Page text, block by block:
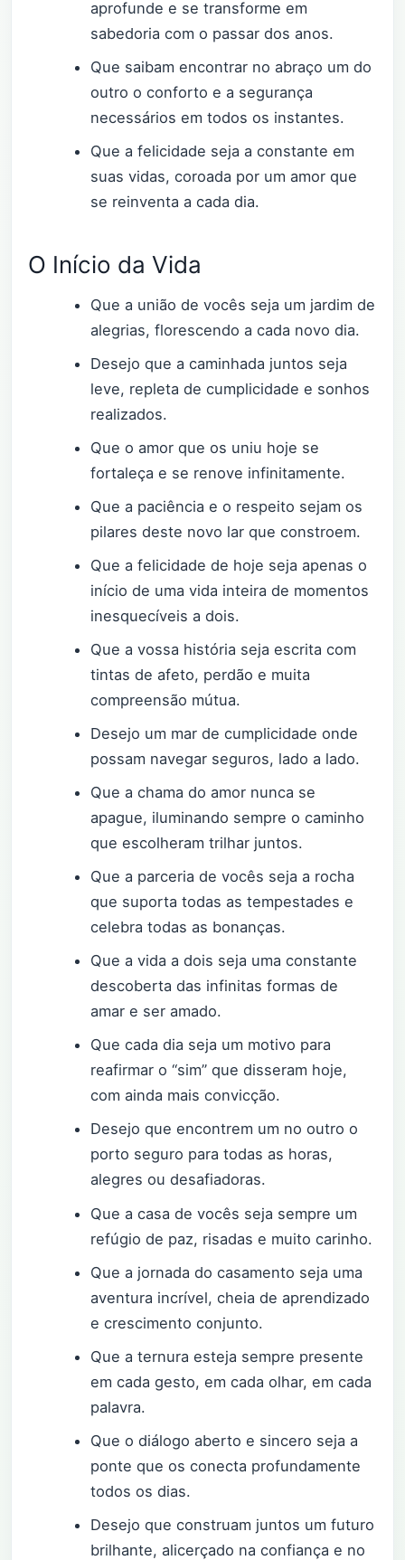
aprofunde e se transforme em
sabedoria com o passar dos anos.
Que saibam encontrar no abraço um do
outro o conforto e a segurança
necessários em todos os instantes.
Que a felicidade seja a constante em
suas vidas, coroada por um amor que
se reinventa a cada dia.
O Início da Vida
Que a união de vocês seja um jardim de
alegrias, florescendo a cada novo dia.
Desejo que a caminhada juntos seja
leve, repleta de cumplicidade e sonhos
realizados.
Que o amor que os uniu hoje se
fortaleça e se renove infinitamente.
Que a paciência e o respeito sejam os
pilares deste novo lar que constroem.
Que a felicidade de hoje seja apenas o
início de uma vida inteira de momentos
inesquecíveis a dois.
Que a vossa história seja escrita com
tintas de afeto, perdão e muita
compreensão mútua.
Desejo um mar de cumplicidade onde
possam navegar seguros, lado a lado.
Que a chama do amor nunca se
apague, iluminando sempre o caminho
que escolheram trilhar juntos.
Que a parceria de vocês seja a rocha
que suporta todas as tempestades e
celebra todas as bonanças.
Que a vida a dois seja uma constante
descoberta das infinitas formas de
amar e ser amado.
Que cada dia seja um motivo para
reafirmar o “sim” que disseram hoje,
com ainda mais convicção.
Desejo que encontrem um no outro o
porto seguro para todas as horas,
alegres ou desafiadoras.
Que a casa de vocês seja sempre um
refúgio de paz, risadas e muito carinho.
Que a jornada do casamento seja uma
aventura incrível, cheia de aprendizado
e crescimento conjunto.
Que a ternura esteja sempre presente
em cada gesto, em cada olhar, em cada
palavra.
Que o diálogo aberto e sincero seja a
ponte que os conecta profundamente
todos os dias.
Desejo que construam juntos um futuro
brilhante, alicerçado na confiança e no